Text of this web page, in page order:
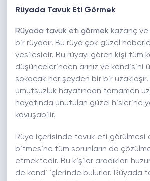
Rüyada Tavuk Eti Görmek
Rüyada tavuk eti görmek kazanç ve
bir rüyadır. Bu rüya çok güzel
vesilesidir. Bu rüyayı gören kişi tüm
düşüncelerinden arınız ve kendisini
sokacak her şeyden bir bir
umutsuzluk hayatından tamamen
hayatında unutulan güzel hislerine
kavuşabilir.
Rüya içerisinde tavuk eti görülmesi
bitmesine tüm sorunların da
etmektedir. Bu kişiler aradıkları
de kendi içlerinde bulurlar. Rüyada